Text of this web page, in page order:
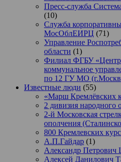
Пресс-служба
(10)
Служба
МосОблЕИРЦ (71)
Управление
области (1)
Филиал ФГБУ
коммунальное
по 12 ГУ МО
Известные люди (55)
«Марш Кремлёвских
2 дивизия народного
2-й Московская
ополчения
800 Кремлевских
А.П.Гайдар (1)
Александр Петрович
Алексей Данилович